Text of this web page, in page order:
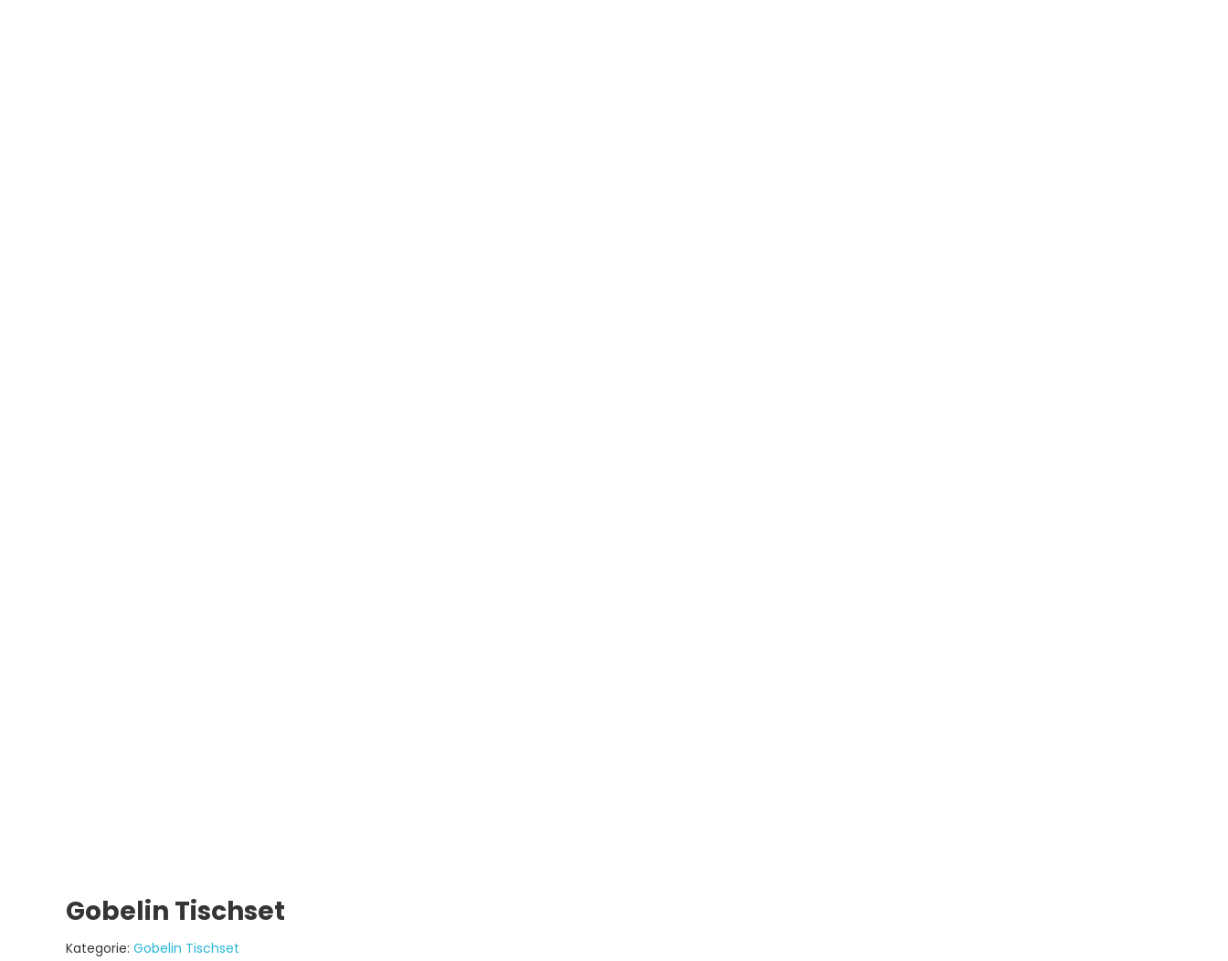
Gobelin Tischset
Kategorie: Gobelin Tischset